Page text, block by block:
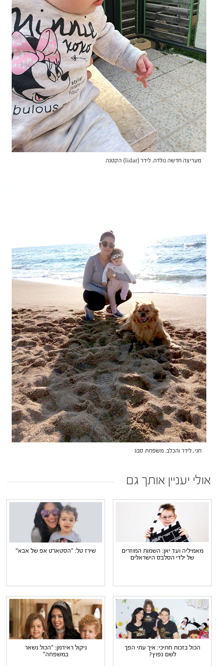
מעריצה חדשה נולדה. לידר (lidar) הקטנה
חני, לידר והכלב. משפחת סבג
אולי יעניין אותך גם
מאמיליה ועד יאן: השמות המוזרים
של ילדי הסלבס הישראלים
שירז טל: "הסטארט אפ של אבא"
הכול בזכות חתיכי: איך עתי הפך
לשם נפוץ?
ניקול ראידמן: "הכול נשאר
במשפחה"